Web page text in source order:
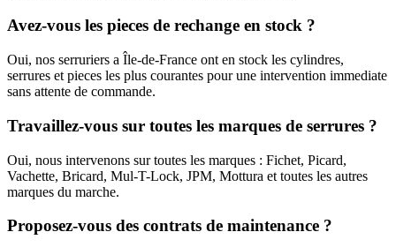
Avez-vous les pieces de rechange en stock ?
Oui, nos serruriers a Île-de-France ont en stock les cylindres,
serrures et pieces les plus courantes pour une intervention immediate
sans attente de commande.
Travaillez-vous sur toutes les marques de serrures ?
Oui, nous intervenons sur toutes les marques : Fichet, Picard,
Vachette, Bricard, Mul-T-Lock, JPM, Mottura et toutes les autres
marques du marche.
Proposez-vous des contrats de maintenance ?